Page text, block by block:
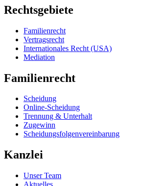
Rechtsgebiete
Familienrecht
Vertragsrecht
Internationales Recht (USA)
Mediation
Familienrecht
Scheidung
Online-Scheidung
Trennung & Unterhalt
Zugewinn
Scheidungsfolgenvereinbarung
Kanzlei
Unser Team